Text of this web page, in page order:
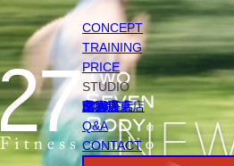
CONCEPT
TRAINING
PRICE
STUDIO
円山店
白石店
桑園店
北18条店
宮の沢店
環状通東店
STAFF
Q&A
CONTACT